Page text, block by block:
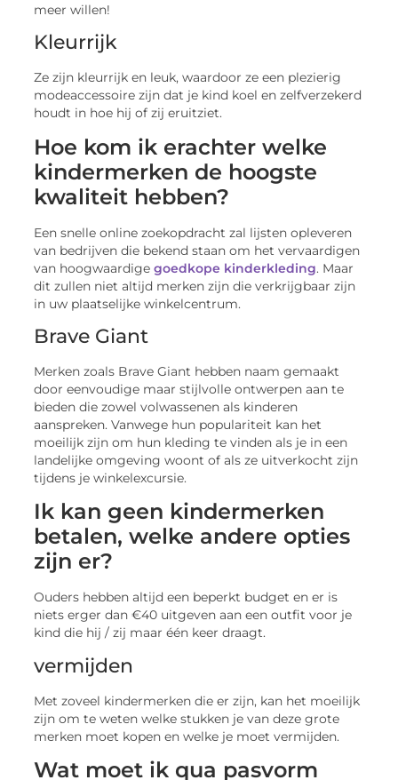
meer willen!
Kleurrijk
Ze zijn kleurrijk en leuk, waardoor ze een plezierig
modeaccessoire zijn dat je kind koel en zelfverzekerd
houdt in hoe hij of zij eruitziet.
Hoe kom ik erachter welke
kindermerken de hoogste
kwaliteit hebben?
Een snelle online zoekopdracht zal lijsten opleveren
van bedrijven die bekend staan ​​om het vervaardigen
van hoogwaardigegoedkope kinderkleding. Maar
dit zullen niet altijd merken zijn die verkrijgbaar zijn
in uw plaatselijke winkelcentrum.
Brave Giant
Merken zoals Brave Giant hebben naam gemaakt
door eenvoudige maar stijlvolle ontwerpen aan te
bieden die zowel volwassenen als kinderen
aanspreken. Vanwege hun populariteit kan het
moeilijk zijn om hun kleding te vinden als je in een
landelijke omgeving woont of als ze uitverkocht zijn
tijdens je winkelexcursie.
Ik kan geen kindermerken
betalen, welke andere opties
zijn er?
Ouders hebben altijd een beperkt budget en er is
niets erger dan €40 uitgeven aan een outfit voor je
kind die hij / zij maar één keer draagt.
vermijden
Met zoveel kindermerken die er zijn, kan het moeilijk
zijn om te weten welke stukken je van deze grote
merken moet kopen en welke je moet vermijden.
Wat moet ik qua pasvorm